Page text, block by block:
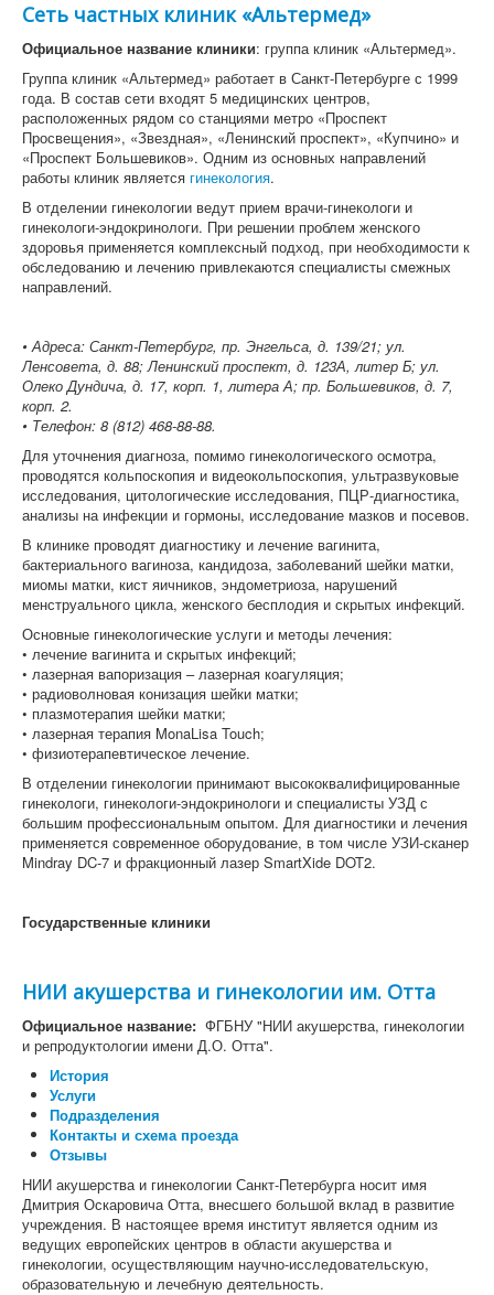
Сеть частных клиник «Альтермед»
Официальное название клиники: группа клиник «Альтермед».
Группа клиник «Альтермед» работает в Санкт-Петербурге с 1999
года. В состав сети входят 5 медицинских центров,
расположенных рядом со станциями метро «Проспект
Просвещения», «Звездная», «Ленинский проспект», «Купчино» и
«Проспект Большевиков». Одним из основных направлений
работы клиник является гинекология.
В отделении гинекологии ведут прием врачи-гинекологи и
гинекологи-эндокринологи. При решении проблем женского
здоровья применяется комплексный подход, при необходимости к
обследованию и лечению привлекаются специалисты смежных
направлений.
• Адреса: Санкт-Петербург, пр. Энгельса, д. 139/21; ул.
Ленсовета, д. 88; Ленинский проспект, д. 123А, литер Б; ул.
Олеко Дундича, д. 17, корп. 1, литера А; пр. Большевиков, д. 7,
корп. 2.
• Телефон: 8 (812) 468-88-88.
Для уточнения диагноза, помимо гинекологического осмотра,
проводятся кольпоскопия и видеокольпоскопия, ультразвуковые
исследования, цитологические исследования, ПЦР-диагностика,
анализы на инфекции и гормоны, исследование мазков и посевов.
В клинике проводят диагностику и лечение вагинита,
бактериального вагиноза, кандидоза, заболеваний шейки матки,
миомы матки, кист яичников, эндометриоза, нарушений
менструального цикла, женского бесплодия и скрытых инфекций.
Основные гинекологические услуги и методы лечения:
• лечение вагинита и скрытых инфекций;
• лазерная вапоризация – лазерная коагуляция;
• радиоволновая конизация шейки матки;
• плазмотерапия шейки матки;
• лазерная терапия MonaLisa Touch;
• физиотерапевтическое лечение.
В отделении гинекологии принимают высококвалифицированные
гинекологи, гинекологи-эндокринологи и специалисты УЗД с
большим профессиональным опытом. Для диагностики и лечения
применяется современное оборудование, в том числе УЗИ-сканер
Mindray DC-7 и фракционный лазер SmartXide DOT2.
Государственные клиники
НИИ акушерства и гинекологии им. Отта
Официальное название: ФГБНУ "НИИ акушерства, гинекологии
и репродуктологии имени Д.О. Отта".
История
Услуги
Подразделения
Контакты и схема проезда
Отзывы
НИИ акушерства и гинекологии Санкт-Петербурга носит имя
Дмитрия Оскаровича Отта, внесшего большой вклад в развитие
учреждения. В настоящее время институт является одним из
ведущих европейских центров в области акушерства и
гинекологии, осуществляющим научно-исследовательскую,
образовательную и лечебную деятельность.